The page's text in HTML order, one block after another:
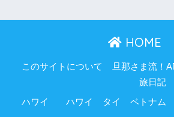
HOME
このサイトについて 旦那さま流！
ハワイ
旅日記
ハワイ タイ ベトナム